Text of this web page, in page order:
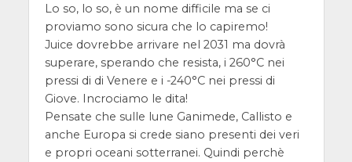
Lo so, lo so, è un nome difficile ma se ci
proviamo sono sicura che lo capiremo!
Juice dovrebbe arrivare nel 2031 ma dovrà
superare, sperando che resista, i 260°C nei
pressi di di Venere e i -240°C nei pressi di
Giove. Incrociamo le dita!
Pensate che sulle lune Ganimede, Callisto e
anche Europa si crede siano presenti dei veri
e propri oceani sotterranei. Quindi perchè